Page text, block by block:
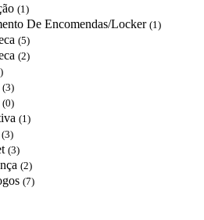
(1)
De Encomendas/Locker (1)
(5)
(2)
(3)
(0)
(1)
(3)
(3)
(2)
(7)